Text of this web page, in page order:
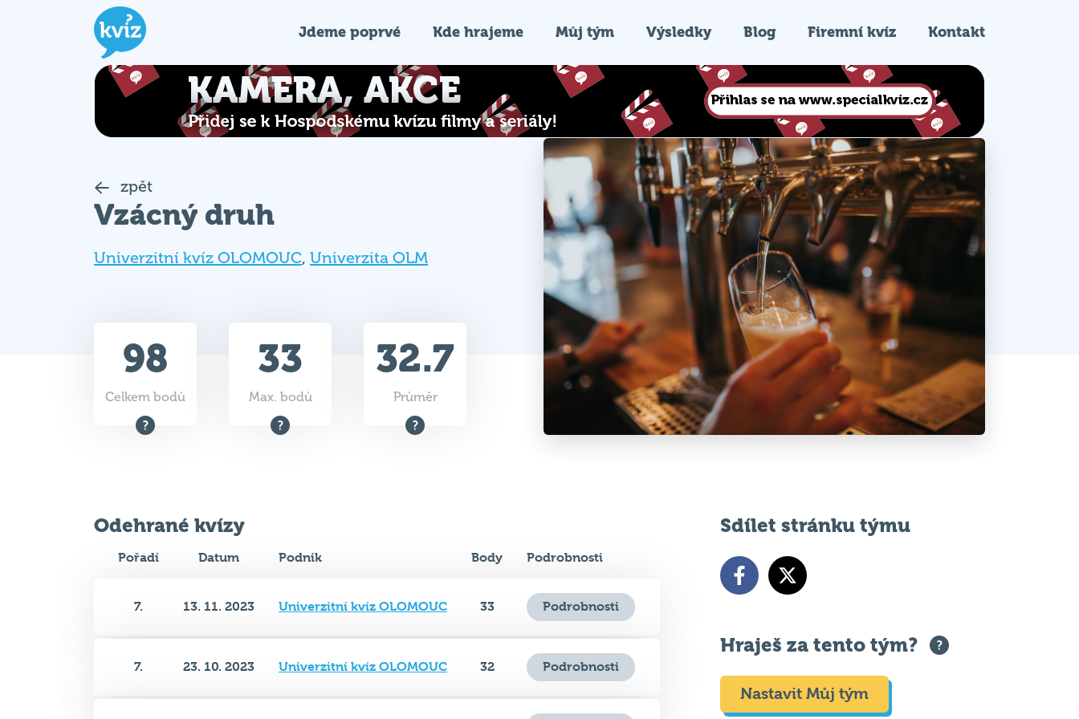
Jdeme poprvé Kde hrajeme Můj tým Výsledky Blog Firemní kvíz Kontakt
zpět
Vzácný druh
Univerzitní kvíz OLOMOUC, Univerzita OLM
98
Celkem bodů
33
Max. bodů
32.7
Průměr
Odehrané kvízy
Pořadí Datum Podnik Body Podrobnosti
7. 13. 11. 2023 Univerzitní kvíz OLOMOUC 33 Podrobnosti
7. 23. 10. 2023 Univerzitní kvíz OLOMOUC 32 Podrobnosti
Sdílet stránku týmu
Hraješ za tento tým?
Nastavit Můj tým